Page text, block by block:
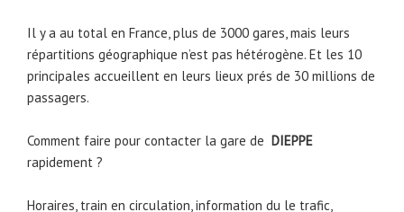
Il y a au total en France, plus de 3000 gares, mais leurs
répartitions géographique n’est pas hétérogène. Et les 10
principales accueillent en leurs lieux prés de 30 millions de
passagers.
Comment faire pour contacter la gare de DIEPPE
rapidement ?
Horaires, train en circulation, information du le trafic,